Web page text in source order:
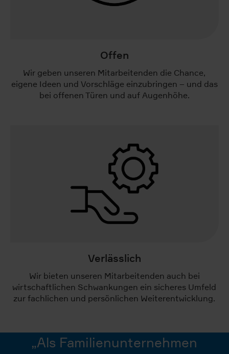
Offen
Wir geben unseren Mitarbeitenden die Chance,
eigene Ideen und Vorschläge einzubringen – und das
bei offenen Türen und auf Augenhöhe.
Verlässlich
Wir bieten unseren Mitarbeitenden auch bei
wirtschaftlichen Schwankungen ein sicheres Umfeld
zur fachlichen und persönlichen Weiterentwicklung.
„Als Familienunternehmen